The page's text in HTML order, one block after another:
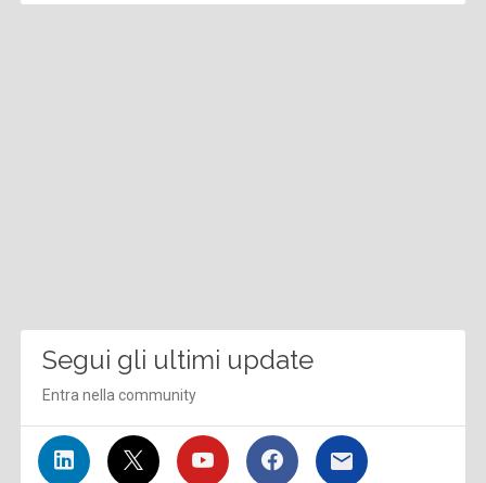
Segui gli ultimi update
Entra nella community